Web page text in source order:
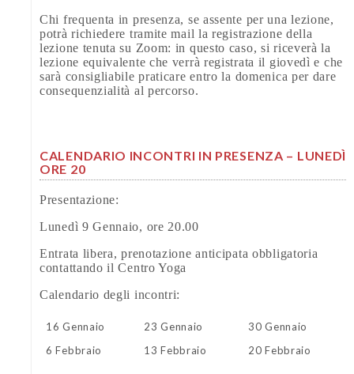
Chi frequenta in presenza, se assente per una lezione,
potrà richiedere tramite mail la registrazione della
lezione tenuta su Zoom: in questo caso, si riceverà la
lezione equivalente che verrà registrata il giovedì e che
sarà consigliabile praticare entro la domenica per dare
consequenzialità al percorso.
CALENDARIO INCONTRI IN PRESENZA – LUNEDÌ
ORE 20
Presentazione:
Lunedì 9 Gennaio, ore 20.00
Entrata libera, prenotazione anticipata obbligatoria
contattando il Centro Yoga
Calendario degli incontri:
16 Gennaio 23 Gennaio
30 Gennaio
6 Febbraio
13 Febbraio 20 Febbraio